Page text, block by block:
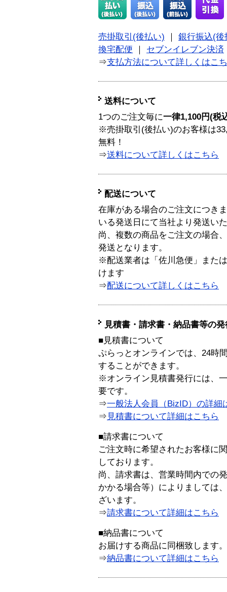
売掛取引(後払い)
銀行振込(後
換宅配便
セブンイレブン決済
⇒支払方法について詳しくはこ
送料について
1つのご注文毎に一律1,100円(税
※売掛取引(後払い)のお客様は
無料！
⇒送料について詳しくはこちら
配送について
在庫がある場合のご注文につき
いる発送日にて当社より発送い
尚、複数の商品をご注文の場合
発送となります。
※配送業者は「佐川急便」また
けます
⇒配送について詳しくはこちら
見積書・請求書・納品書等の
■見積書について
ぷらっとオンラインでは、24時
することができます。
※オンライン見積書発行には、
要です。
⇒一般法人会員（BizID）の詳細
⇒ 見積書について詳細はこちら
■請求書について
ご注文時に希望されたお客様に
しております。
尚、請求書は、営業時間内での
かかる場合等）によりましては
ざいます。
⇒請求書について詳細はこちら
■納品書について
お届けする商品に同梱致します。
⇒納品書について詳細はこちら